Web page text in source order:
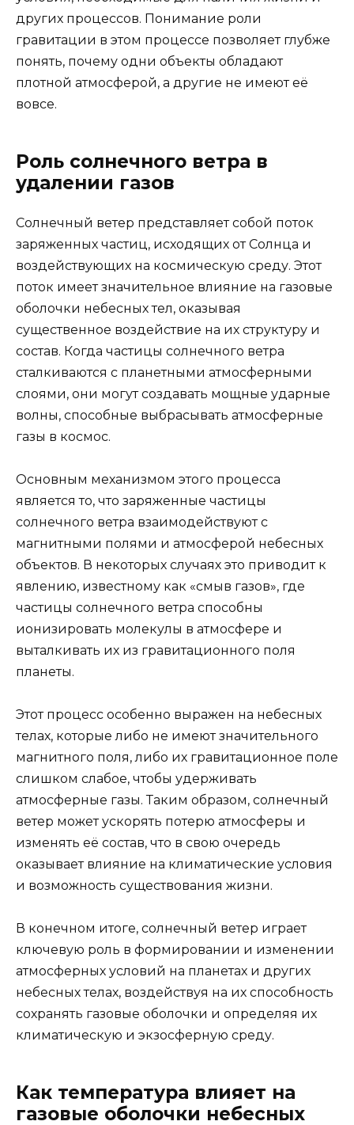
других процессов. Понимание роли
гравитации в этом процессе позволяет глубже
понять, почему одни объекты обладают
плотной атмосферой, а другие не имеют её
вовсе.
Роль солнечного ветра в
удалении газов
Солнечный ветер представляет собой поток
заряженных частиц, исходящих от Солнца и
воздействующих на космическую среду. Этот
поток имеет значительное влияние на газовые
оболочки небесных тел, оказывая
существенное воздействие на их структуру и
состав. Когда частицы солнечного ветра
сталкиваются с планетными атмосферными
слоями, они могут создавать мощные ударные
волны, способные выбрасывать атмосферные
газы в космос.
Основным механизмом этого процесса
является то, что заряженные частицы
солнечного ветра взаимодействуют с
магнитными полями и атмосферой небесных
объектов. В некоторых случаях это приводит к
явлению, известному как «смыв газов», где
частицы солнечного ветра способны
ионизировать молекулы в атмосфере и
выталкивать их из гравитационного поля
планеты.
Этот процесс особенно выражен на небесных
телах, которые либо не имеют значительного
магнитного поля, либо их гравитационное поле
слишком слабое, чтобы удерживать
атмосферные газы. Таким образом, солнечный
ветер может ускорять потерю атмосферы и
изменять её состав, что в свою очередь
оказывает влияние на климатические условия
и возможность существования жизни.
В конечном итоге, солнечный ветер играет
ключевую роль в формировании и изменении
атмосферных условий на планетах и других
небесных телах, воздействуя на их способность
сохранять газовые оболочки и определяя их
климатическую и экзосферную среду.
Как температура влияет на
газовые оболочки небесных